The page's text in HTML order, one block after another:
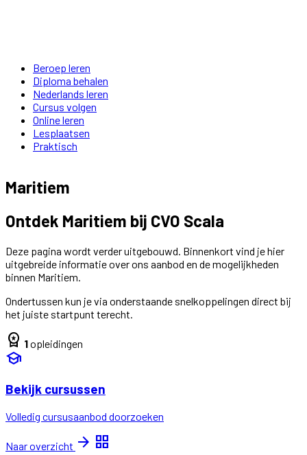
Beroep leren
Diploma behalen
Nederlands leren
Cursus volgen
Online leren
Lesplaatsen
Praktisch
Maritiem
Ontdek Maritiem bij CVO Scala
Deze pagina wordt verder uitgebouwd. Binnenkort vind je hier
uitgebreide informatie over ons aanbod en de mogelijkheden
binnen Maritiem.
Ondertussen kun je via onderstaande snelkoppelingen direct bij
het juiste startpunt terecht.
workspace_premium 1opleidingen
school
Bekijk cursussen
Volledig cursusaanbod doorzoeken
Naar overzicht arrow_forward grid_view